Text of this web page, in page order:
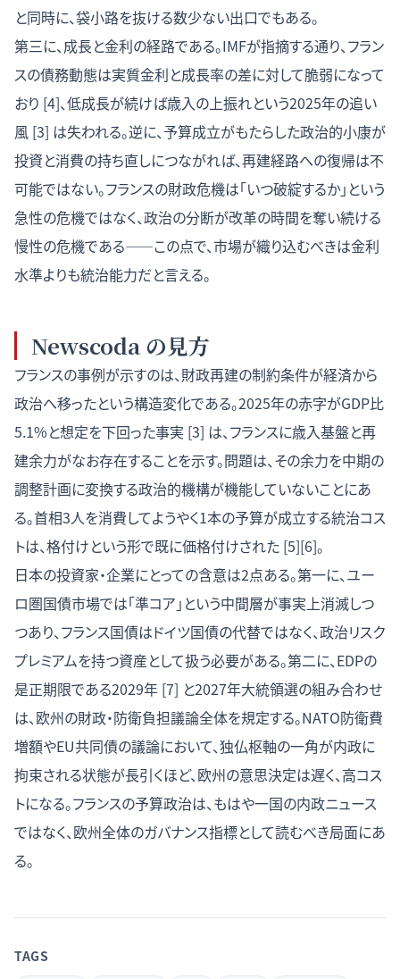
と同時に、袋小路を抜ける数少ない出口でもある。
第三に、成長と金利の経路である。IMFが指摘する通り、フラン
スの債務動態は実質金利と成長率の差に対して脆弱になって
おり [4]、低成長が続けば歳入の上振れという2025年の追い
風 [3] は失われる。逆に、予算成立がもたらした政治的小康が
投資と消費の持ち直しにつながれば、再建経路への復帰は不
可能ではない。フランスの財政危機は「いつ破綻するか」という
急性の危機ではなく、政治の分断が改革の時間を奪い続ける
慢性の危機である——この点で、市場が織り込むべきは金利
水準よりも統治能力だと言える。
Newscoda の見方
フランスの事例が示すのは、財政再建の制約条件が経済から
政治へ移ったという構造変化である。2025年の赤字がGDP比
5.1%と想定を下回った事実 [3] は、フランスに歳入基盤と再
建余力がなお存在することを示す。問題は、その余力を中期の
調整計画に変換する政治的機構が機能していないことにあ
る。首相3人を消費してようやく1本の予算が成立する統治コス
トは、格付けという形で既に価格付けされた [5][6]。
日本の投資家・企業にとっての含意は2点ある。第一に、ユー
ロ圏国債市場では「準コア」という中間層が事実上消滅しつ
つあり、フランス国債はドイツ国債の代替ではなく、政治リスク
プレミアムを持つ資産として扱う必要がある。第二に、EDPの
是正期限である2029年 [7] と2027年大統領選の組み合わせ
は、欧州の財政・防衛負担議論全体を規定する。NATO防衛費
増額やEU共同債の議論において、独仏枢軸の一角が内政に
拘束される状態が長引くほど、欧州の意思決定は遅く、高コス
トになる。フランスの予算政治は、もはや一国の内政ニュース
ではなく、欧州全体のガバナンス指標として読むべき局面にあ
る。
TAGS